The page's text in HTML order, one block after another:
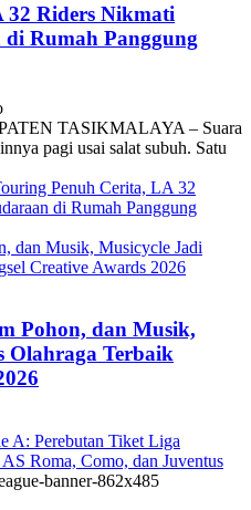
Riders Nikmati
Rumah Panggung
TASIKMALAYA – Suara
pagi usai salat subuh. Satu
Penuh Cerita, LA 32
di Rumah Panggung
dan Musik, Musicycle Jadi
Creative Awards 2026
Pohon, dan Musik,
Olahraga Terbaik
A: Perebutan Tiket Liga
Roma, Como, dan Juventus